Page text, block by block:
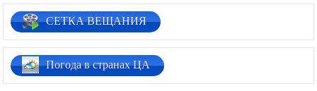
СЕТКА ВЕЩАНИЯ
Погода в странах ЦА